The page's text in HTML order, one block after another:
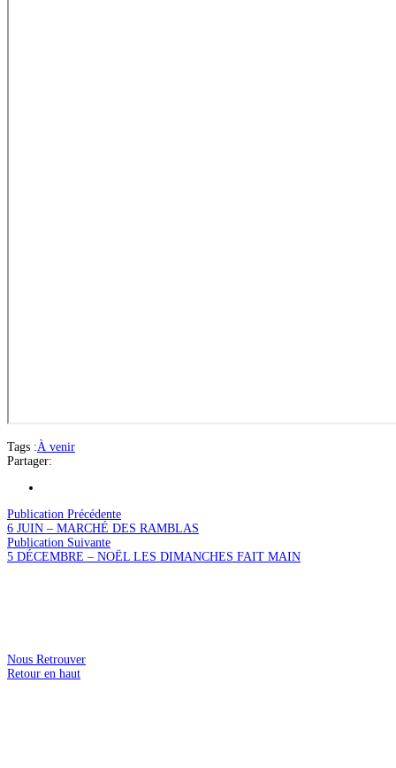
Tags :À venir
Partager:
Publication Précédente
6 JUIN – MARCHÉ DES RAMBLAS
Publication Suivante
5 DÉCEMBRE – NOËL LES DIMANCHES FAIT MAIN
Nous Retrouver
Retour en haut